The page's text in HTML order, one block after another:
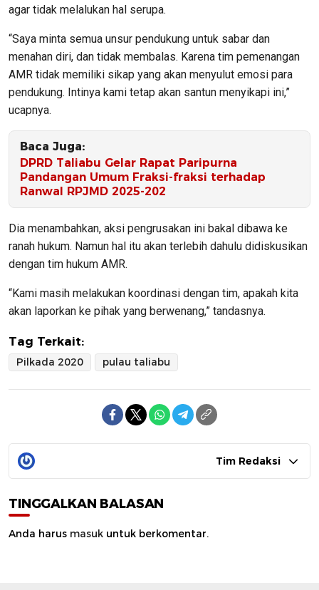
agar tidak melalukan hal serupa.
“Saya minta semua unsur pendukung untuk sabar dan
menahan diri, dan tidak membalas. Karena tim pemenangan
AMR tidak memiliki sikap yang akan menyulut emosi para
pendukung. Intinya kami tetap akan santun menyikapi ini,”
ucapnya.
Baca Juga:
DPRD Taliabu Gelar Rapat Paripurna
Pandangan Umum Fraksi-fraksi terhadap
Ranwal RPJMD 2025-202
Dia menambahkan, aksi pengrusakan ini bakal dibawa ke
ranah hukum. Namun hal itu akan terlebih dahulu didiskusikan
dengan tim hukum AMR.
“Kami masih melakukan koordinasi dengan tim, apakah kita
akan laporkan ke pihak yang berwenang,” tandasnya.
Tag Terkait:
Pilkada 2020 pulau taliabu
Tim Redaksi
TINGGALKAN BALASAN
Anda harus masuk untuk berkomentar.